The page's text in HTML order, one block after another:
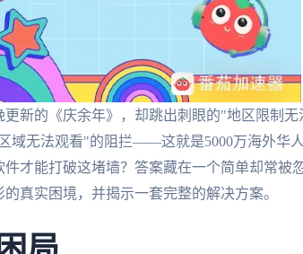
新的《庆余年》，却跳出刺眼的"地区限制无
域无法观看"的阻拦——这就是5000万海外华
才能打破这堵墙？答案藏在一个简单却常被
真实困境，并揭示一套完整的解决方案。